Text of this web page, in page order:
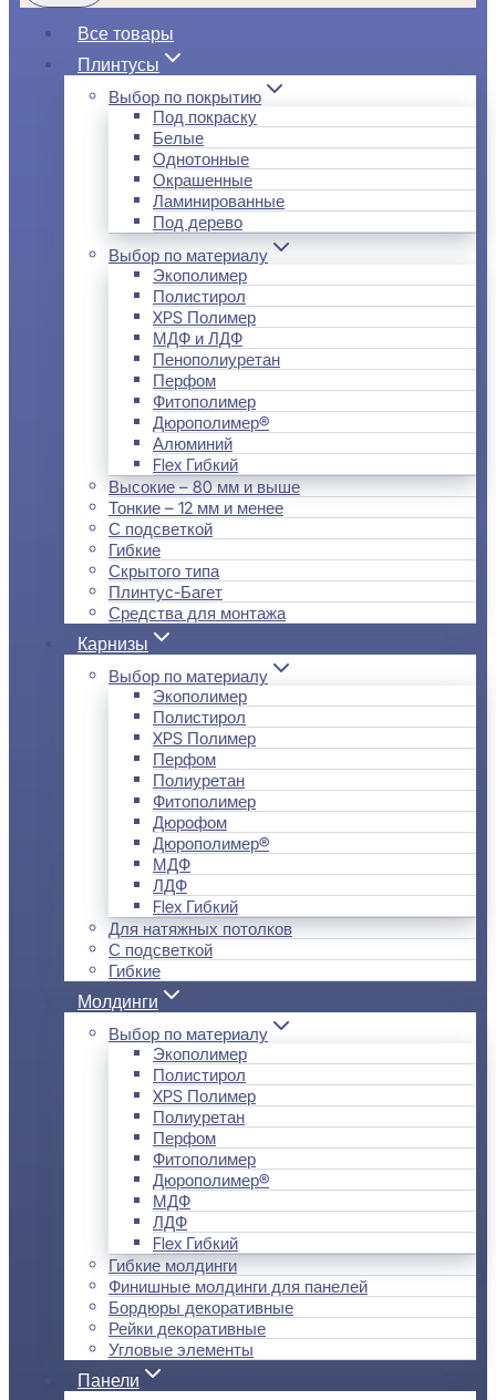
Все товары
Плинтусы
Выбор по покрытию
Под покраску
Белые
Однотонные
Окрашенные
Ламинированные
Под дерево
Выбор по материалу
Экополимер
Полистирол
XPS Полимер
МДФ и ЛДФ
Пенополиуретан
Перфом
Фитополимер
Дюрополимер®
Алюминий
Flex Гибкий
Высокие – 80 мм и выше
Тонкие – 12 мм и менее
С подсветкой
Гибкие
Скрытого типа
Плинтус-Багет
Средства для монтажа
Карнизы
Выбор по материалу
Экополимер
Полистирол
XPS Полимер
Перфом
Полиуретан
Фитополимер
Дюрофом
Дюрополимер®
МДФ
ЛДФ
Flex Гибкий
Для натяжных потолков
С подсветкой
Гибкие
Молдинги
Выбор по материалу
Экополимер
Полистирол
XPS Полимер
Полиуретан
Перфом
Фитополимер
Дюрополимер®
МДФ
ЛДФ
Flex Гибкий
Гибкие молдинги
Финишные молдинги для панелей
Бордюры декоративные
Рейки декоративные
Угловые элементы
Панели